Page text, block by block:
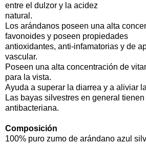
entre el dulzor y la acidez
natural.
Los arándanos poseen una alta
favonoides y poseen propiedades
antioxidantes, anti-infamatorias y de
vascular.
Poseen una alta concentración de
para la vista.
Ayuda a superar la diarrea y a aliviar
Las bayas silvestres en general
antibacteriana.
Composición
100% puro zumo de arándano azul